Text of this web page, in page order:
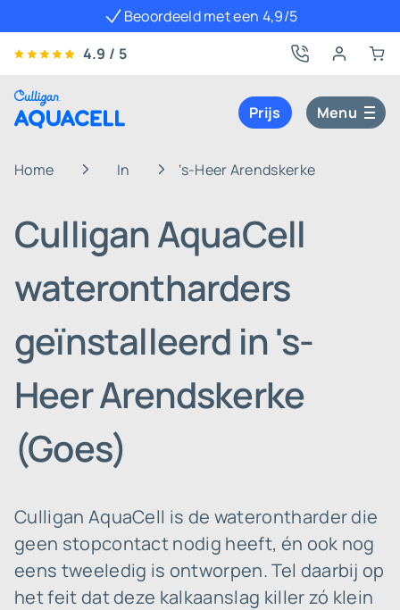
Beoordeeld met een 4,9/5
4.9 / 5
Prijs Menu
Home In 's-Heer Arendskerke
Culligan AquaCell
waterontharders
geïnstalleerd in 's-
Heer Arendskerke
(Goes)
Culligan AquaCell is de waterontharder die
geen stopcontact nodig heeft, én ook nog
eens tweeledig is ontworpen. Tel daarbij op
het feit dat deze kalkaanslag killer zó klein